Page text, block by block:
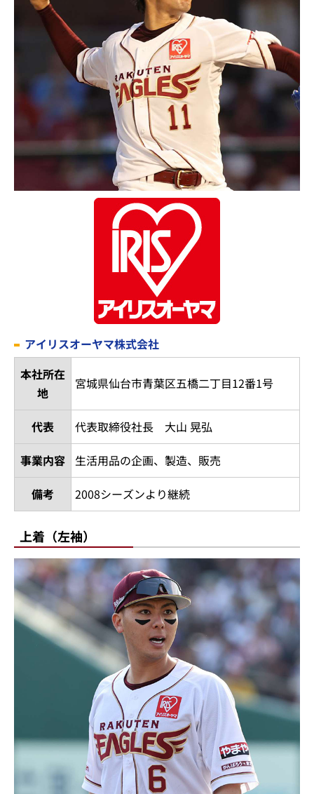
アイリスオーヤマ株式会社
本社所在
地
宮城県仙台市青葉区五橋二丁目12番1号
代表
代表取締役社長 大山 晃弘
事業内容
生活用品の企画、製造、販売
備考
2008シーズンより継続
上着（左袖）